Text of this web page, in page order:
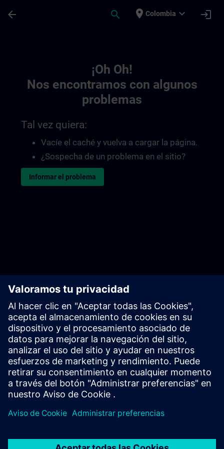
arrow_back search place Colombia expand_more login
¡Oh Oh!
Nos encontramos con algunos
problemas
Tal vez quiera:
Vacíe el caché y vuelva a cargar la página.
¿Sospecha de un problema en el sitio?
Informar el problema